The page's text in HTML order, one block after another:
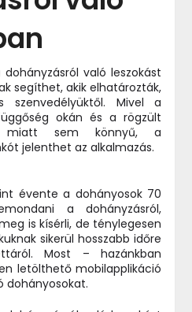
való leszokást
segíthet, akik elhatározták,
szenvedélyüktől. Mivel a
okán és a rögzült
miatt sem könnyű, a
jelenthet az alkalmazás.
évente a dohányosok 70
a dohányzásról,
is kísérli, de ténylegesen
sikerül hosszabb időre
Most – hazánkban
letölthető mobilapplikáció
dohányosokat.